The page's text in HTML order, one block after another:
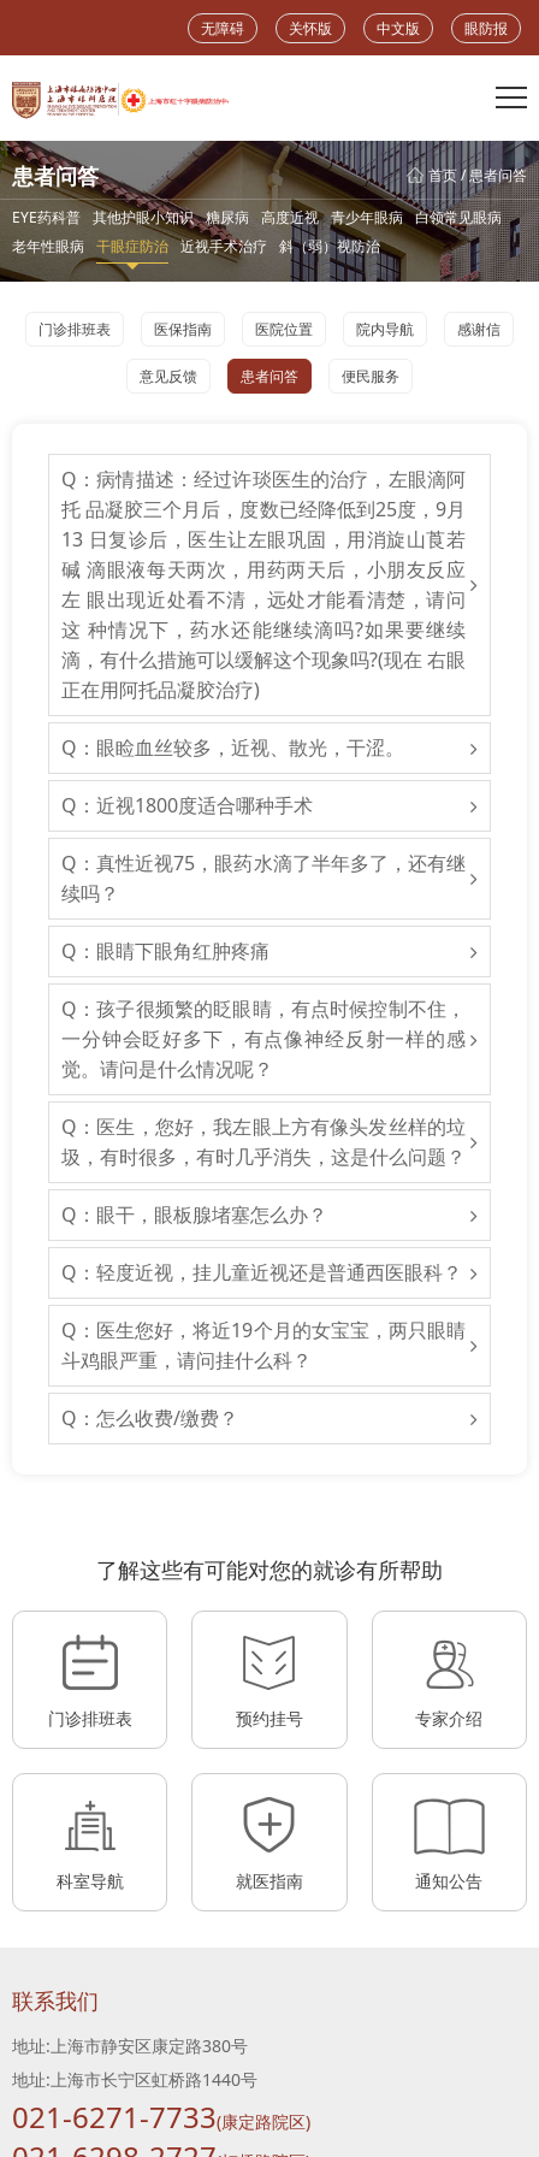
无障碍 关怀版 中文版 眼防报
患者问答 首页/患者问答
EYE药科普 其他护眼小知识 糖尿病 高度近视 青少年眼病 白领常见眼病
老年性眼病 干眼症防治 近视手术治疗 斜（弱）视防治
门诊排班表 医保指南 医院位置 院内导航 感谢信
意见反馈 患者问答 便民服务
Q：病情描述：经过许琰医生的治疗，左眼滴阿
托 品凝胶三个月后，度数已经降低到25度，9月
13 日复诊后，医生让左眼巩固，用消旋山莨若
碱 滴眼液每天两次，用药两天后，小朋友反应
左 眼出现近处看不清，远处才能看清楚，请问
这 种情况下，药水还能继续滴吗?如果要继续
滴，有什么措施可以缓解这个现象吗?(现在 右眼
正在用阿托品凝胶治疗)
Q：眼睑血丝较多，近视、散光，干涩。
Q：近视1800度适合哪种手术
Q：真性近视75，眼药水滴了半年多了，还有继
续吗？
Q：眼睛下眼角红肿疼痛
Q：孩子很频繁的眨眼睛，有点时候控制不住，
一分钟会眨好多下，有点像神经反射一样的感
觉。请问是什么情况呢？
Q：医生，您好，我左眼上方有像头发丝样的垃
圾，有时很多，有时几乎消失，这是什么问题？
Q：眼干，眼板腺堵塞怎么办？
Q：轻度近视，挂儿童近视还是普通西医眼科？
Q：医生您好，将近19个月的女宝宝，两只眼睛
斗鸡眼严重，请问挂什么科？
Q：怎么收费/缴费？
了解这些有可能对您的就诊有所帮助
门诊排班表 预约挂号 专家介绍
科室导航 就医指南 通知公告
联系我们
地址:上海市静安区康定路380号
地址:上海市长宁区虹桥路1440号
021-6271-7733(康定路院区)